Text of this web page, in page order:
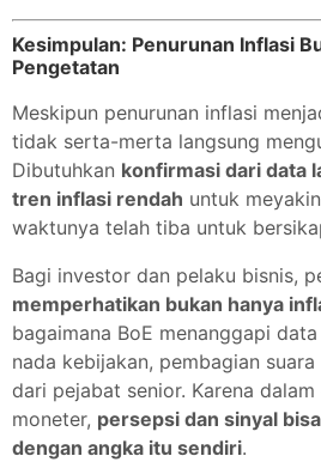
Kesimpulan: Penurunan Inflasi
Pengetatan
Meskipun penurunan inflasi
tidak serta-merta langsung
Dibutuhkan konfirmasi dari data
tren inflasi rendah untuk
waktunya telah tiba untuk
Bagi investor dan pelaku bisnis,
memperhatikan bukan hanya
bagaimana BoE menanggapi
nada kebijakan, pembagian
dari pejabat senior. Karena
moneter, persepsi dan sinyal
dengan angka itu sendiri.